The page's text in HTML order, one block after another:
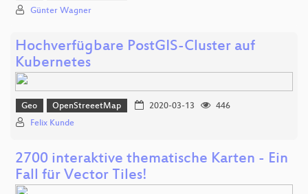
Günter Wagner
Hochverfügbare PostGIS-Cluster auf
Kubernetes
Geo OpenStreeetMap 2020-03-13
446
Felix Kunde
2700 interaktive thematische Karten - Ein
Fall für Vector Tiles!